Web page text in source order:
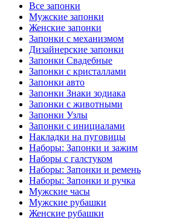
Все запонки
Мужские запонки
Женские запонки
Запонки с механизмом
Дизайнерские запонки
Запонки Свадебные
Запонки с кристаллами
Запонки авто
Запонки Знаки зодиака
Запонки с животными
Запонки Узлы
Запонки с инициалами
Накладки на пуговицы
Наборы: Запонки и зажим
Наборы с галстуком
Наборы: Запонки и ремень
Наборы: Запонки и ручка
Мужские часы
Мужские рубашки
Женские рубашки